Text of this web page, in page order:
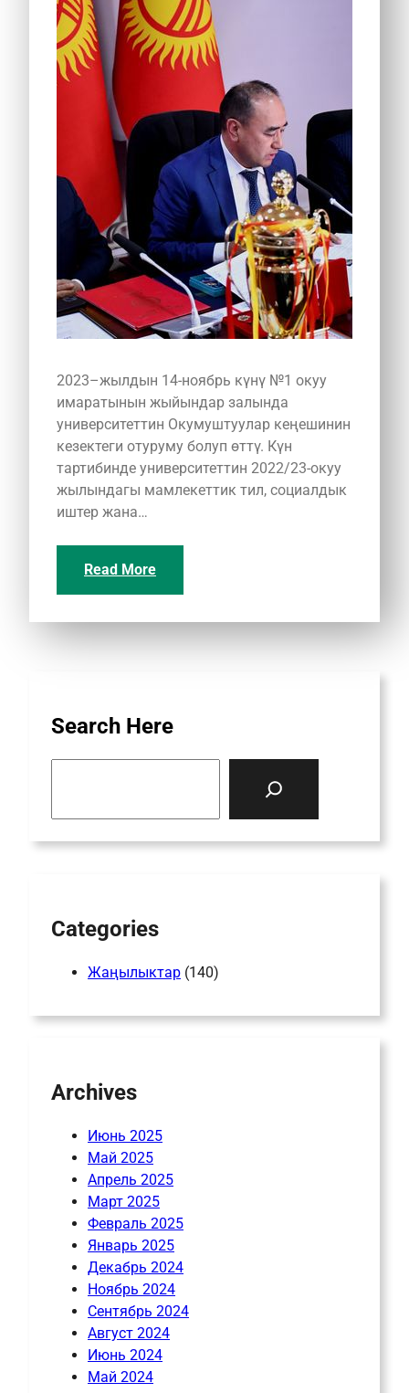
2023–жылдын 14-ноябрь күнү №1 окуу
имаратынын жыйындар залында
университеттин Окумуштуулар кеңешинин
кезектеги отуруму болуп өттү. Күн
тартибинде университеттин 2022/23-окуу
жылындагы мамлекеттик тил, социалдык
иштер жана…
Read More
Search Here
Categories
Жаңылыктар (140)
Archives
Июнь 2025
Май 2025
Апрель 2025
Март 2025
Февраль 2025
Январь 2025
Декабрь 2024
Ноябрь 2024
Сентябрь 2024
Август 2024
Июнь 2024
Май 2024